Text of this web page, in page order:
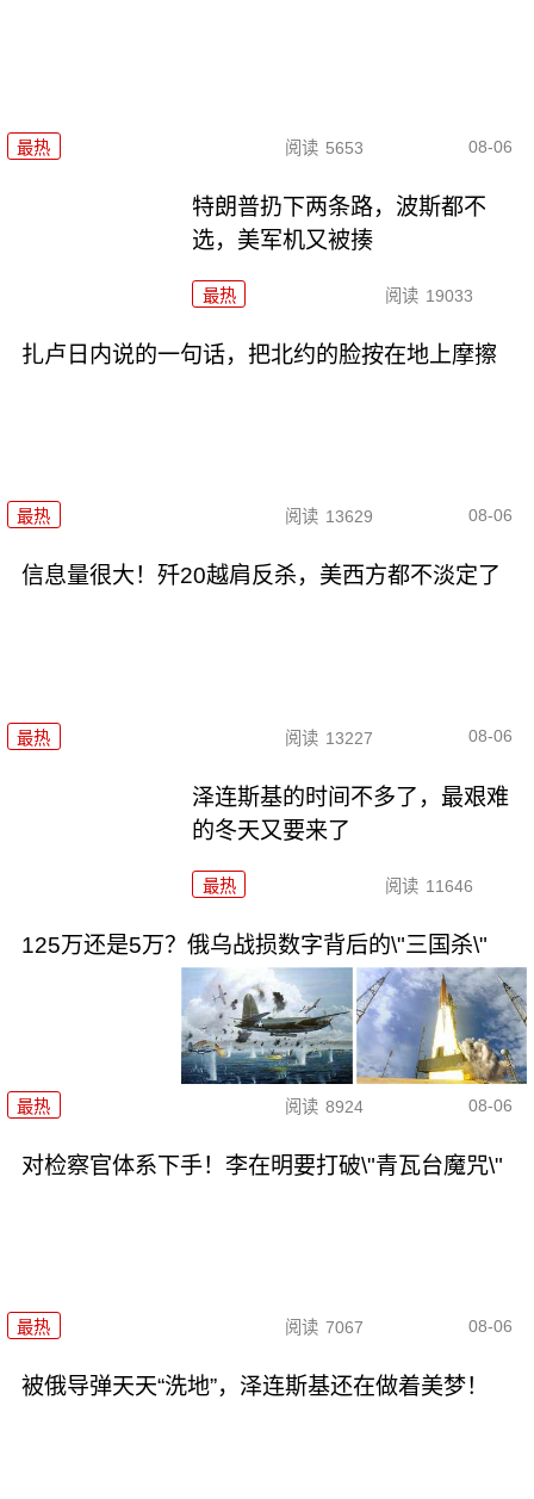
最热 阅读 5653 08-06
特朗普扔下两条路，波斯都不
选，美军机又被揍
最热 阅读 19033
扎卢日内说的一句话，把北约的脸按在地上摩擦
最热 阅读 13629 08-06
信息量很大！歼20越肩反杀，美西方都不淡定了
最热 阅读 13227 08-06
泽连斯基的时间不多了，最艰难
的冬天又要来了
最热 阅读 11646
125万还是5万？俄乌战损数字背后的\"三国杀\"
最热 阅读 8924 08-06
对检察官体系下手！李在明要打破\"青瓦台魔咒\"
最热 阅读 7067 08-06
被俄导弹天天“洗地”，泽连斯基还在做着美梦！